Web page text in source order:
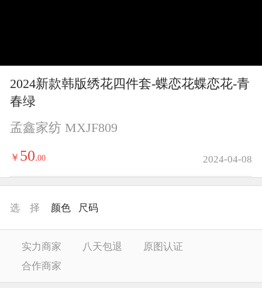
i
2024新款韩版绣花四件套-蝶恋花蝶恋花-青
春绿
孟鑫家纺 MXJF809
￥ 50.00 2024-04-08
选 择 颜色 尺码
实力商家 八天包退
原图认证
合作商家